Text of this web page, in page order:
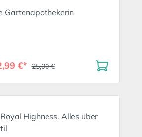
Gartenapothekerin
€* 25,00 €